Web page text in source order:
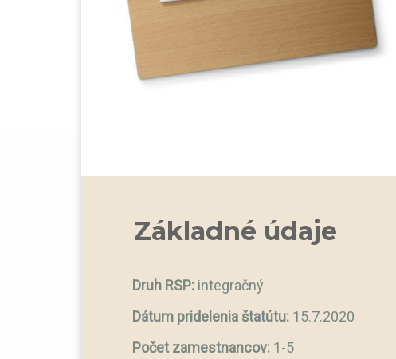
Základné údaje
Druh RSP: integračný
Dátum pridelenia štatútu: 15.7.2020
Počet zamestnancov: 1-5